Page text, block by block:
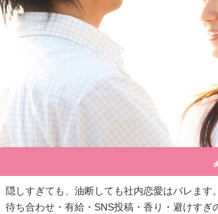
隠しすぎても、油断しても社内恋愛はバレます
待ち合わせ・有給・SNS投稿・香り・避けすぎ